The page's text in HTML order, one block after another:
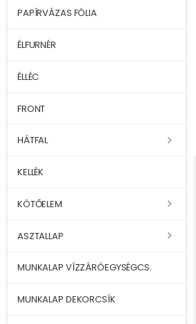
PAPÍRVÁZAS FÓLIA
ÉLFURNÉR
ÉLLÉC
FRONT
HÁTFAL
KELLÉK
KÖTŐELEM
ASZTALLAP
MUNKALAP VÍZZÁRÓEGYSÉGCS.
MUNKALAP DEKORCSÍK